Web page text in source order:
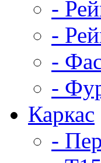
-
-
-
-
Каркас
-